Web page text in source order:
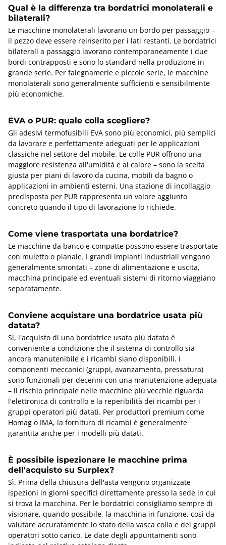
Qual è la differenza tra bordatrici monolaterali e
bilaterali?
Le macchine monolaterali lavorano un bordo per passaggio –
il pezzo deve essere reinserito per i lati restanti. Le bordatrici
bilaterali a passaggio lavorano contemporaneamente i due
bordi contrapposti e sono lo standard nella produzione in
grande serie. Per falegnamerie e piccole serie, le macchine
monolaterali sono generalmente sufficienti e sensibilmente
più economiche.
EVA o PUR: quale colla scegliere?
Gli adesivi termofusibili EVA sono più economici, più semplici
da lavorare e perfettamente adeguati per le applicazioni
classiche nel settore del mobile. Le colle PUR offrono una
maggiore resistenza all'umidità e al calore – sono la scelta
giusta per piani di lavoro da cucina, mobili da bagno o
applicazioni in ambienti esterni. Una stazione di incollaggio
predisposta per PUR rappresenta un valore aggiunto
concreto quando il tipo di lavorazione lo richiede.
Come viene trasportata una bordatrice?
Le macchine da banco e compatte possono essere trasportate
con muletto o pianale. I grandi impianti industriali vengono
generalmente smontati – zone di alimentazione e uscita,
macchina principale ed eventuali sistemi di ritorno viaggiano
separatamente.
Conviene acquistare una bordatrice usata più
datata?
Sì, l'acquisto di una bordatrice usata più datata è
conveniente a condizione che il sistema di controllo sia
ancora manutenibile e i ricambi siano disponibili. I
componenti meccanici (gruppi, avanzamento, pressatura)
sono funzionali per decenni con una manutenzione adeguata
– il rischio principale nelle macchine più vecchie riguarda
l'elettronica di controllo e la reperibilità dei ricambi per i
gruppi operatori più datati. Per produttori premium come
Homag o IMA, la fornitura di ricambi è generalmente
garantita anche per i modelli più datati.
È possibile ispezionare le macchine prima
dell'acquisto su Surplex?
Sì. Prima della chiusura dell'asta vengono organizzate
ispezioni in giorni specifici direttamente presso la sede in cui
si trova la macchina. Per le bordatrici consigliamo sempre di
visionare, quando possibile, la macchina in funzione, così da
valutare accuratamente lo stato della vasca colla e dei gruppi
operatori sotto carico. Le date degli appuntamenti sono